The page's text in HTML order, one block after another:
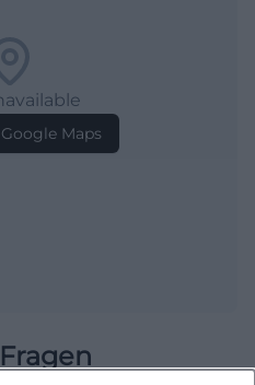
Maps